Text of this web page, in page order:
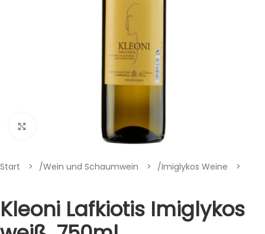
Klik om te vergroten
Start /Wein und Schaumwein /Imiglykos Weine
Kleoni Lafkiotis Imiglykos